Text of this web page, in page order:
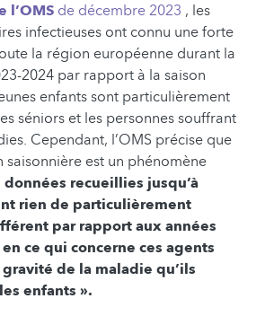
l’OMS de décembre 2023 , les
infectieuses ont connu une forte
la région européenne durant la
2024 par rapport à la saison
enfants sont particulièrement
séniors et les personnes souffrant
Cependant, l’OMS précise que
est un phénomène
données recueillies jusqu’à
rien de particulièrement
par rapport aux années
ce qui concerne ces agents
de la maladie qu’ils
enfants ».